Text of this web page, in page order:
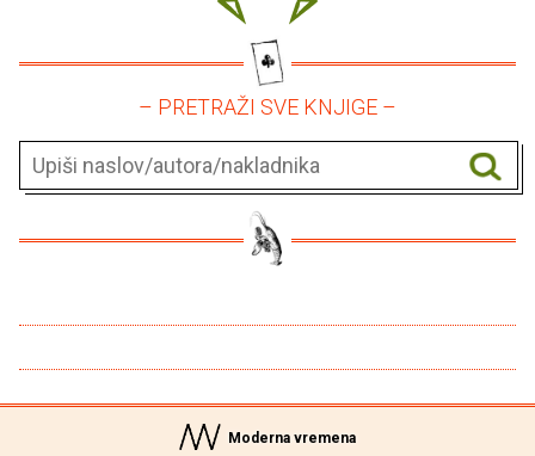
– PRETRAŽI SVE KNJIGE –
Moderna vremena